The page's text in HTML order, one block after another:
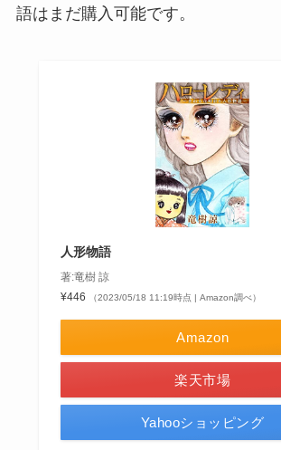
語はまだ購入可能です。
人形物語
著:竜樹 諒
¥446
（2023/05/18 11:19時点 | Amazon調べ）
Amazon
楽天市場
Yahooショッピング